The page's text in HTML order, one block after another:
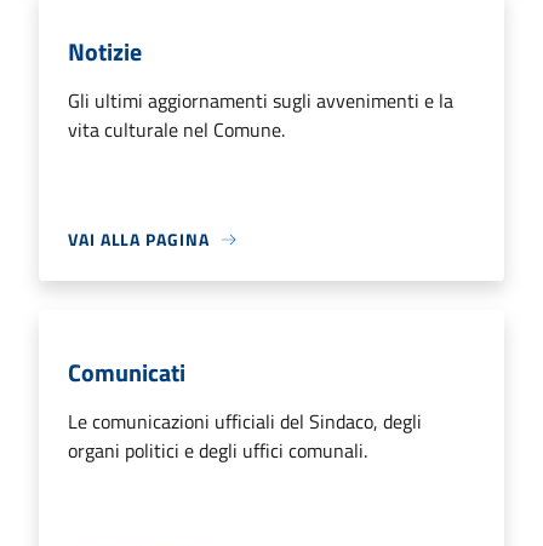
Notizie
Gli ultimi aggiornamenti sugli avvenimenti e la
vita culturale nel Comune.
VAI ALLA PAGINA
Comunicati
Le comunicazioni ufficiali del Sindaco, degli
organi politici e degli uffici comunali.